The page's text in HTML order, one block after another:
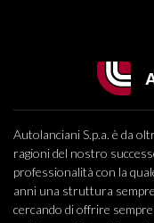
Autolanciani S.p.a. è da
ragioni del nostro
professionalità con la
anni una struttura
cercando di offrire